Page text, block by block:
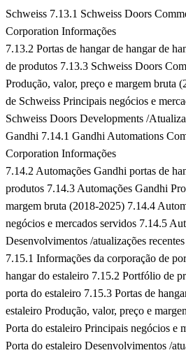
Schweiss 7.13.1 Schweiss Doors
Corporation Informações
7.13.2 Portas de hangar de hangar de
de produtos 7.13.3 Schweiss Doors
Produção, valor, preço e margem bruta
de Schweiss Principais negócios e
Schweiss Doors Developments /
Gandhi 7.14.1 Gandhi Automations
Corporation Informações
7.14.2 Automações Gandhi portas de
produtos 7.14.3 Automações Gandhi
margem bruta (2018-2025) 7.14.4
negócios e mercados servidos 7.14.5
Desenvolvimentos /atualizações recentes
7.15.1 Informações da corporação de
hangar do estaleiro 7.15.2 Portfólio de
porta do estaleiro 7.15.3 Portas de
estaleiro Produção, valor, preço e
Porta do estaleiro Principais negócios e
Porta do estaleiro Desenvolvimentos /